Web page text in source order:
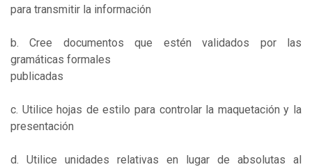
para transmitir la información
b. Cree documentos que estén validados por las
gramáticas formales
publicadas
c. Utilice hojas de estilo para controlar la maquetación y la
presentación
d. Utilice unidades relativas en lugar de absolutas al